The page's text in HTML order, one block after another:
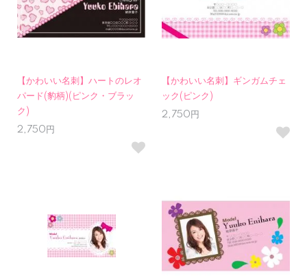
【かわいい名刺】ハートのレオ
パード(豹柄)(ピンク・ブラッ
ク)
2,750円
【かわいい名刺】ギンガムチェ
ック(ピンク)
2,750円